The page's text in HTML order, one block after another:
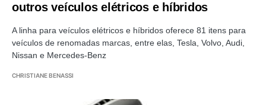
outros veículos elétricos e híbridos
A linha para veículos elétricos e híbridos oferece 81 itens para
veículos de renomadas marcas, entre elas, Tesla, Volvo, Audi,
Nissan e Mercedes-Benz
CHRISTIANE BENASSI